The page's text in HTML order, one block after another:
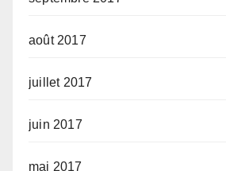
août 2017
juillet 2017
juin 2017
mai 2017